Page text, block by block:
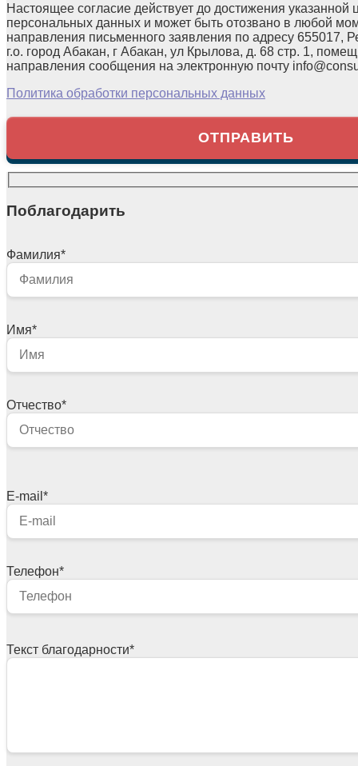
Настоящее согласие действует до достижения указанной
персональных данных и может быть отозвано в любой
направления письменного заявления по адресу 655017,
г.о. город Абакан, г Абакан, ул Крылова, д. 68 стр. 1,
направления сообщения на электронную почту
Политика обработки персональных данных
Поблагодарить
Фамилия*
Имя*
Отчество*
E-mail *
Телефон*
Текст благодарности*